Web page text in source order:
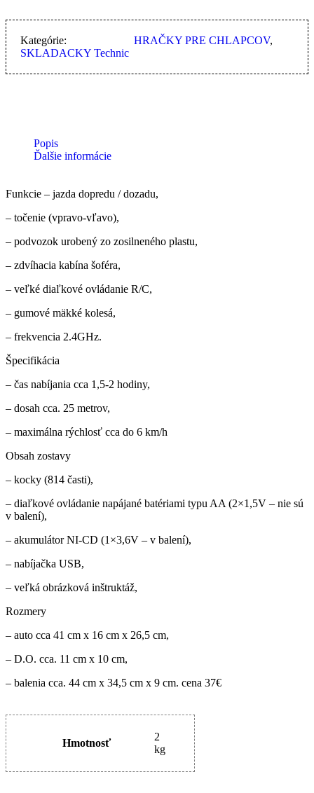
Kategórie: HRAČKY PRE CHLAPCOV,
SKLADACKY Technic
Popis
Ďalšie informácie
Funkcie – jazda dopredu / dozadu,
– točenie (vpravo-vľavo),
– podvozok urobený zo zosilneného plastu,
– zdvíhacia kabína šoféra,
– veľké diaľkové ovládanie R/C,
– gumové mäkké kolesá,
– frekvencia 2.4GHz.
Špecifikácia
– čas nabíjania cca 1,5-2 hodiny,
– dosah cca. 25 metrov,
– maximálna rýchlosť cca do 6 km/h
Obsah zostavy
– kocky (814 časti),
– diaľkové ovládanie napájané batériami typu AA (2×1,5V – nie sú
v balení),
– akumulátor NI-CD (1×3,6V – v balení),
– nabíjačka USB,
– veľká obrázková inštruktáž,
Rozmery
– auto cca 41 cm x 16 cm x 26,5 cm,
– D.O. cca. 11 cm x 10 cm,
– balenia cca. 44 cm x 34,5 cm x 9 cm. cena 37€
Hmotnosť
2
kg